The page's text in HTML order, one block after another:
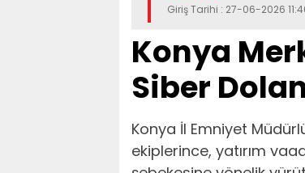
Giriş Tarihi : 27-06-2026
Konya
Siber
Konya İl Emniyet
ekiplerince, yatırım